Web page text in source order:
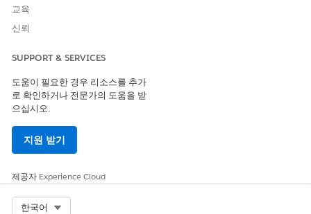
템플릿은 다른 조직에 배포하고 설치할 수 있는 Salesforce 패
키지입니다.
다음 사항도 참조:
개발자 가이드 앱 템플릿 프레임워크
예 아니요
교육
신뢰
SUPPORT & SERVICES
도움이 필요한 경우 리소스를 추가
로 확인하거나 전문가의 도움을 받
으십시오.
지원 받기
제공자 Experience Cloud
한국어